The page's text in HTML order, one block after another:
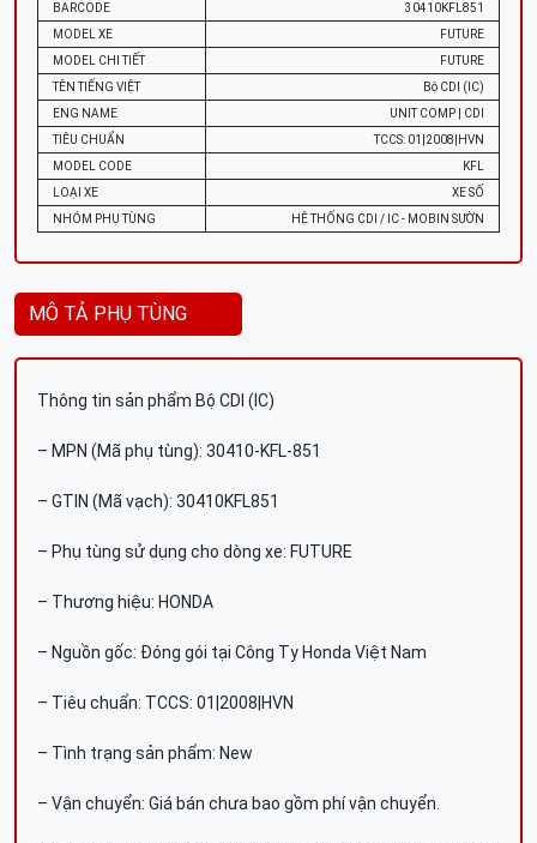
BARCODE
30410KFL851
MODEL XE
FUTURE
MODEL CHI TIẾT
FUTURE
TÊN TIẾNG VIỆT
Bộ CDI (IC)
ENG NAME
UNIT COMP | CDI
TIÊU CHUẨN
TCCS: 01|2008|HVN
MODEL CODE
KFL
LOẠI XE
XE SỐ
NHÓM PHỤ TÙNG
HỆ THỐNG CDI / IC - MOBIN SƯỜN
MÔ TẢ PHỤ TÙNG
Thông tin sản phẩm Bộ CDI (IC)
– MPN (Mã phụ tùng): 30410-KFL-851
– GTIN (Mã vạch): 30410KFL851
– Phụ tùng sử dụng cho dòng xe: FUTURE
– Thương hiệu: HONDA
– Nguồn gốc: Đóng gói tại Công Ty Honda Việt Nam
– Tiêu chuẩn: TCCS: 01|2008|HVN
– Tình trạng sản phẩm: New
– Vận chuyển: Giá bán chưa bao gồm phí vận chuyển.